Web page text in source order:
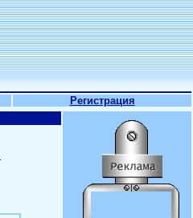
Регистрация